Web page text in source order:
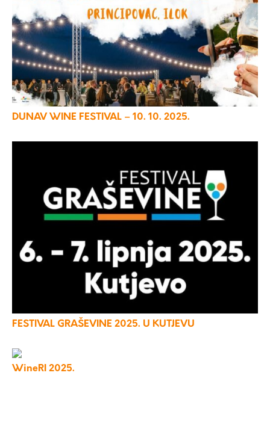
DUNAV WINE FESTIVAL – 10. 10. 2025.
FESTIVAL GRAŠEVINE 2025. U KUTJEVU
WineRI 2025.